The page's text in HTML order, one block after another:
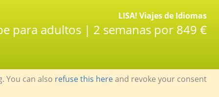
LISA! Viajes de Idiomas
para adultos | 2 semanas por 849 €
You can also refuse this hereand revoke your consent